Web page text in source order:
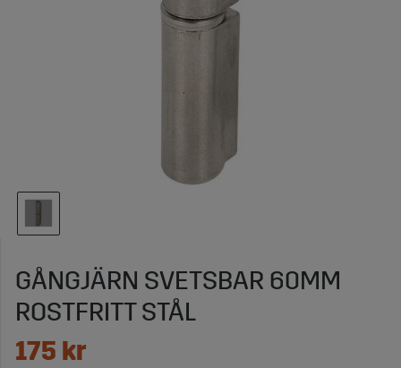
GÅNGJÄRN SVETSBAR 60MM
ROSTFRITT STÅL
175 kr